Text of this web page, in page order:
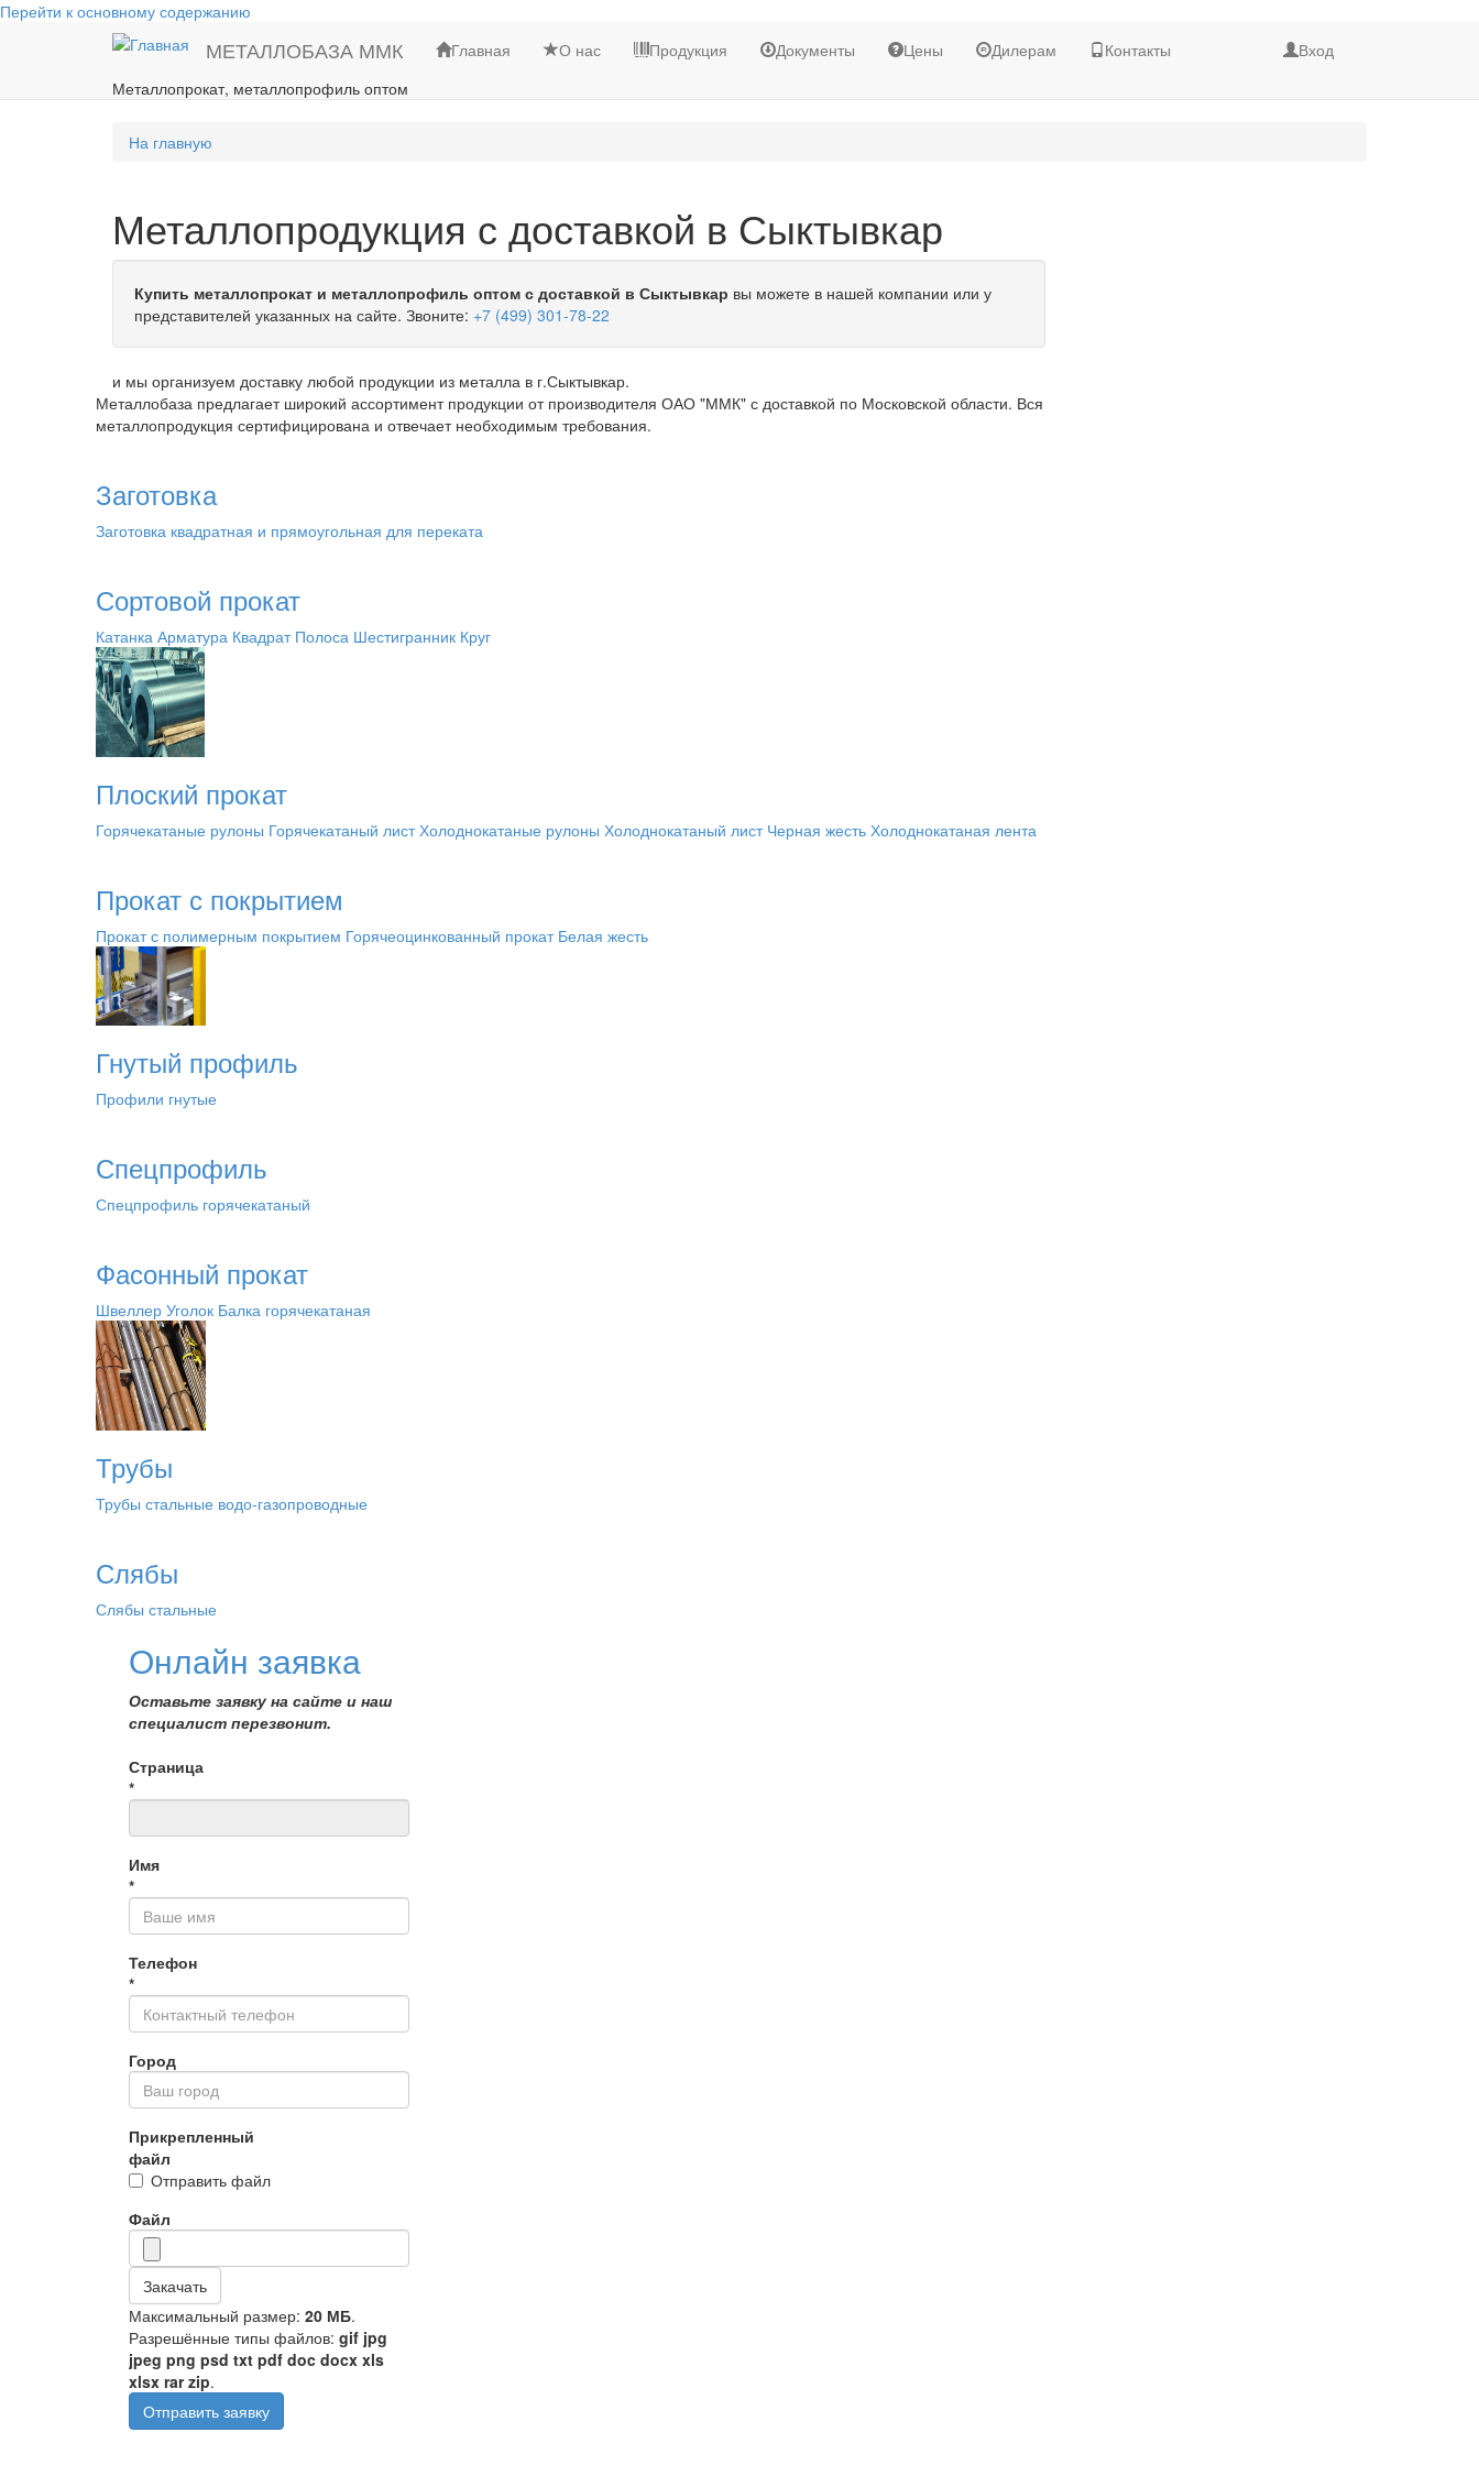
Перейти к основному содержанию
МЕТАЛЛОБАЗА ММК
Металлопрокат, металлопрофиль оптом
Главная О нас Продукция Документы Цены Дилерам Контакты Вход
На главную
Металлопродукция с доставкой в Сыктывкар
Купить металлопрокат и металлопрофиль оптом с доставкой в Сыктывкар вы можете в нашей компании или у
представителей указанных на сайте. Звоните: +7 (499) 301-78-22
и мы организуем доставку любой продукции из металла в г.Сыктывкар.
Металлобаза предлагает широкий ассортимент продукции от производителя ОАО "ММК" с доставкой по Московской области. Вся
металлопродукция сертифицирована и отвечает необходимым требования.
Заготовка
Заготовка квадратная и прямоугольная для переката
Сортовой прокат
Катанка Арматура Квадрат Полоса Шестигранник Круг
Плоский прокат
Горячекатаные рулоны Горячекатаный лист Холоднокатаные рулоны Холоднокатаный лист Черная жесть Холоднокатаная лента
Прокат с покрытием
Прокат с полимерным покрытием Горячеоцинкованный прокат Белая жесть
Гнутый профиль
Профили гнутые
Спецпрофиль
Спецпрофиль горячекатаный
Фасонный прокат
Швеллер Уголок Балка горячекатаная
Трубы
Трубы стальные водо-газопроводные
Слябы
Слябы стальные
Онлайн заявка
Оставьте заявку на сайте и наш
специалист перезвонит.
Страница
*
Имя
*
Телефон
*
Город
Прикрепленный
файл
Отправить файл
Файл
Закачать
Максимальный размер: 20 МБ.
Разрешённые типы файлов: gif jpg
jpeg png psd txt pdf doc docx xls
xlsx rar zip.
Отправить заявку